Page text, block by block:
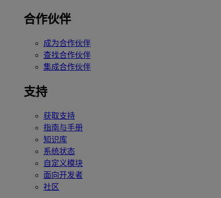
合作伙伴
成为合作伙伴
查找合作伙伴
集成合作伙伴
支持
获取支持
指南与手册
知识库
系统状态
自定义模块
面向开发者
社区